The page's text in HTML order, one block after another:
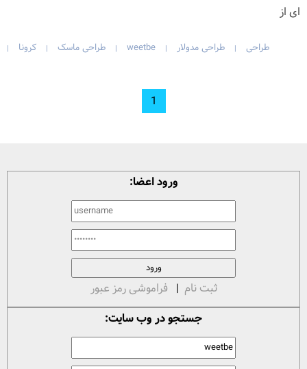
ای از
طراحی | طراحی مدولار |
weetbe
| طراحی ماسک | کرونا |
1
ورود اعضا:
ثبت نام | فراموشی رمز عبور
جستجو در وب سایت: